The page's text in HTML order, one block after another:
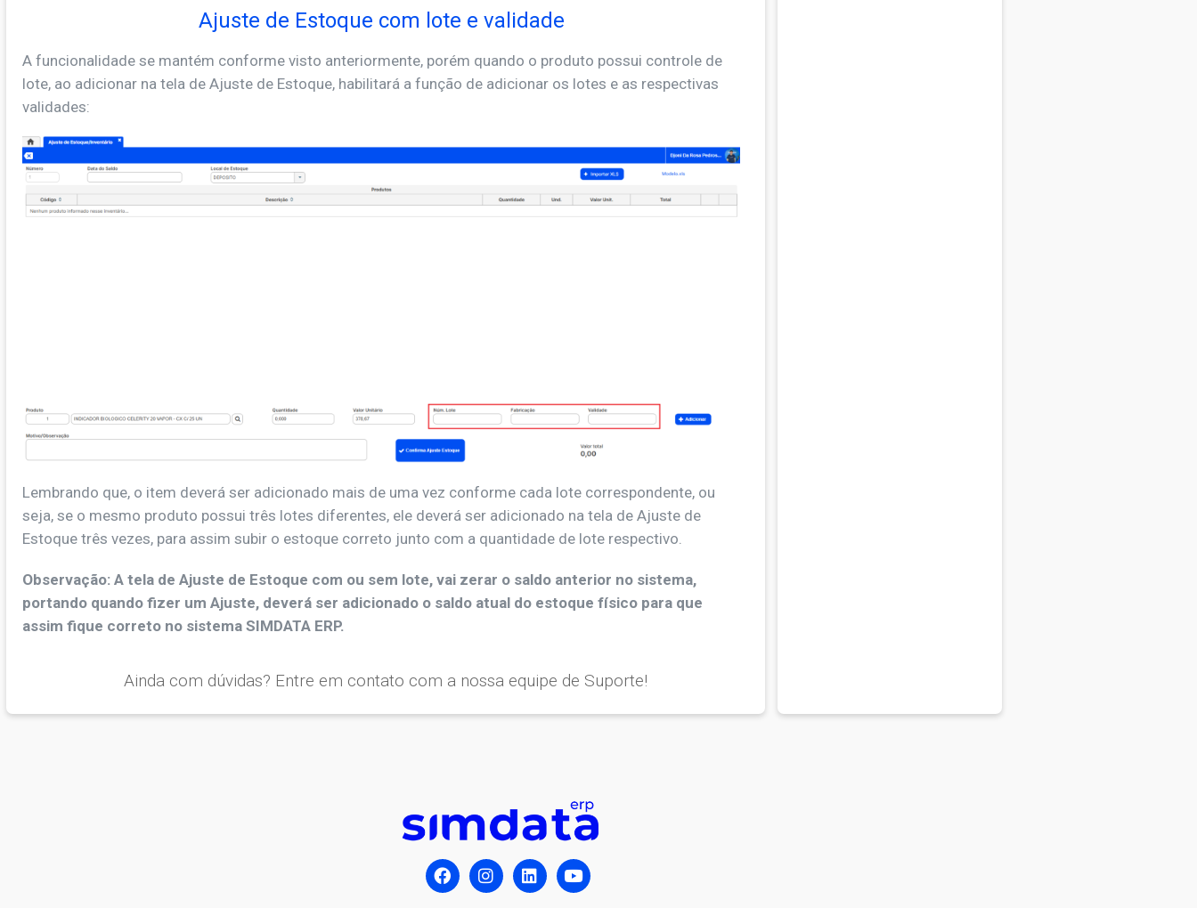
Ajuste de Estoque com lote e validade
A funcionalidade se mantém conforme visto anteriormente, porém quando o produto possui controle de
lote, ao adicionar na tela de Ajuste de Estoque, habilitará a função de adicionar os lotes e as respectivas
validades:
Lembrando que, o item deverá ser adicionado mais de uma vez conforme cada lote correspondente, ou
seja, se o mesmo produto possui três lotes diferentes, ele deverá ser adicionado na tela de Ajuste de
Estoque três vezes, para assim subir o estoque correto junto com a quantidade de lote respectivo.
Observação: A tela de Ajuste de Estoque com ou sem lote, vai zerar o saldo anterior no sistema,
portando quando fizer um Ajuste, deverá ser adicionado o saldo atual do estoque físico para que
assim fique correto no sistema SIMDATA ERP.
Ainda com dúvidas? Entre em contato com a nossa equipe de Suporte!